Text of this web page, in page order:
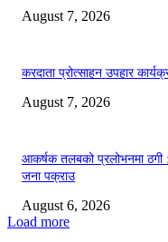
August 7, 2026
करदाता प्रोत्साहन उपहार
August 7, 2026
आकर्षक तलबको प्रलोभनमा ठगी
जना पक्राउ
August 6, 2026
Load more